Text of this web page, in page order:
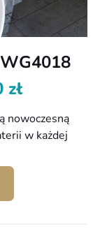
zł
nowoczesną
w każdej